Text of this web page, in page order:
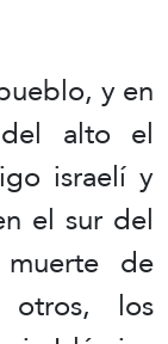
y en
alto el
israelí y
el sur del
de
los